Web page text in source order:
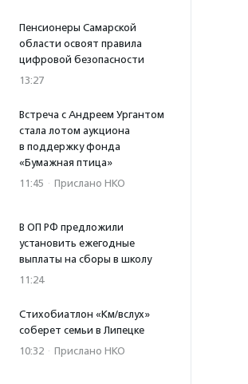
Пенсионеры Самарской
области освоят правила
цифровой безопасности
13:27
Встреча с Андреем Ургантом
стала лотом аукциона
в поддержку фонда
«Бумажная птица»
11:45 · Прислано НКО
В ОП РФ предложили
установить ежегодные
выплаты на сборы в школу
11:24
Стихобиатлон «Км/вслух»
соберет семьи в Липецке
10:32 · Прислано НКО